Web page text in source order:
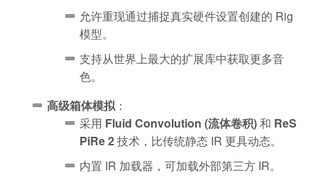
允许重现通过捕捉真实硬件设置创建的 Rig
模型。
支持从世界上最大的扩展库中获取更多音
色。
高级箱体模拟 ：
采用 Fluid Convolution (流体卷积)和 ReS
PiRe 2技术，比传统静态 IR 更具动态。
内置 IR 加载器，可加载外部第三方 IR。